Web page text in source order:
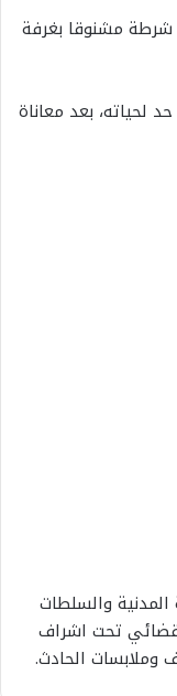
عميد شرطة مشنوقا بغرفة
بعد معاناة
والسلطات
قضائي تحت اشراف
وملابسات الحادث.